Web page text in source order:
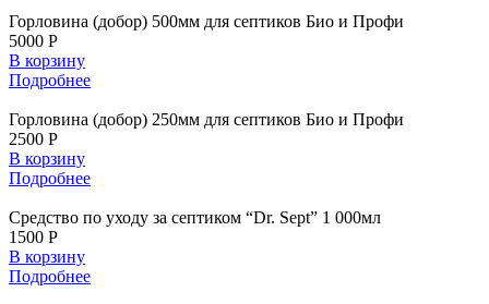
Горловина (добор) 500мм для септиков Био и Профи
5000 Р
В корзину
Подробнее
Горловина (добор) 250мм для септиков Био и Профи
2500 Р
В корзину
Подробнее
Средство по уходу за септиком “Dr. Sept” 1 000мл
1500 Р
В корзину
Подробнее